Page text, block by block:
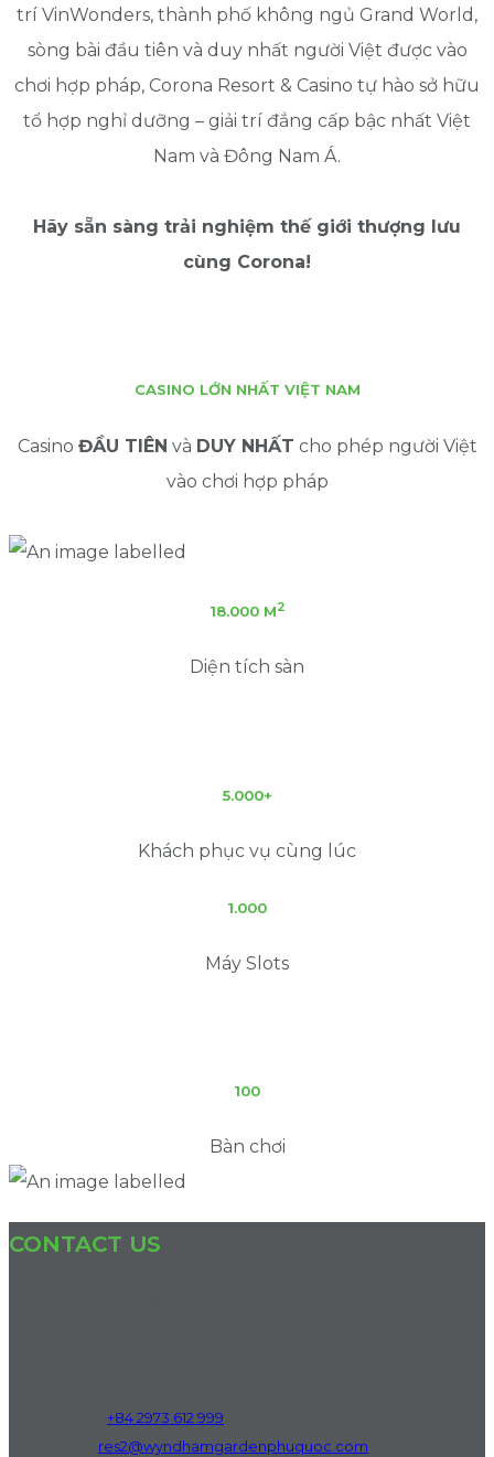
trí VinWonders, thành phố không ngủ Grand World,
sòng bài đầu tiên và duy nhất người Việt được vào
chơi hợp pháp, Corona Resort & Casino tự hào sở hữu
tổ hợp nghỉ dưỡng – giải trí đẳng cấp bậc nhất Việt
Nam và Đông Nam Á.
Hãy sẵn sàng trải nghiệm thế giới thượng lưu
cùng Corona!
CASINO LỚN NHẤT VIỆT NAM
Casino ĐẦU TIÊN và DUY NHẤT cho phép người Việt
vào chơi hợp pháp
18.000 M2
Diện tích sàn
5.000+
Khách phục vụ cùng lúc
1.000
Máy Slots
100
Bàn chơi
CONTACT US
+84 2973 612 999
res2@wyndhamgardenphuquoc.com